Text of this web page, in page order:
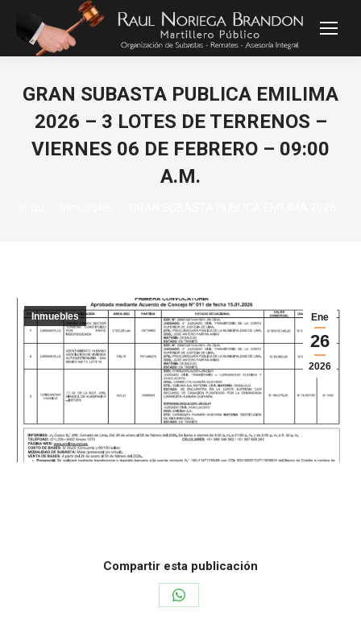
GRAN SUBASTA PUBLICA EMILIMA
2026 – 3 LOTES DE TERRENOS –
VIERNES 06 DE FEBRERO – 09:00
A.M.
Ene
26
2026
Inmuebles
Compartir esta publicación